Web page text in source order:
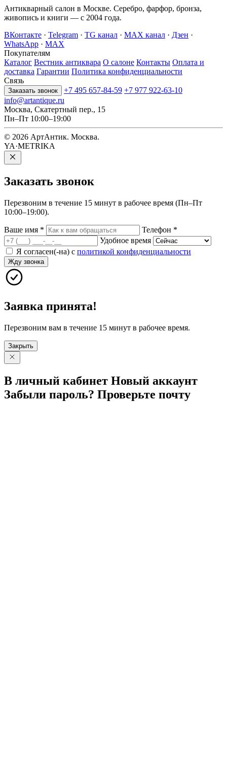
Антикварный салон в Москве. Серебро, фарфор, бронза,
живопись и книги — с 2004 года.
ВКонтакте · Telegram · TG канал · MAX канал · Дзен ·
WhatsApp · MAX
Покупателям
Каталог Вестник антиквара О салоне Контакты Оплата и
доставка Гарантии Политика конфиденциальности
Связь
Заказать звонок +7 495 657-84-59 +7 977 922-63-10
info@artantique.ru
Москва, Скатертный пер., 15
Пн–Пт 10:00–19:00
© 2026 АртАнтик. Москва.
YA·METRIKA
Заказать звонок
Перезвоним в течение 15 минут в рабочее время (Пн–Пт
10:00–19:00).
Ваше имя * Телефон *
Удобное время
Я согласен(-на) с политикой конфиденциальности
Жду звонка
Заявка принята!
Перезвоним вам в течение 15 минут в рабочее время.
Закрыть
В личный кабинет Новый аккаунт
Забыли пароль? Проверьте почту